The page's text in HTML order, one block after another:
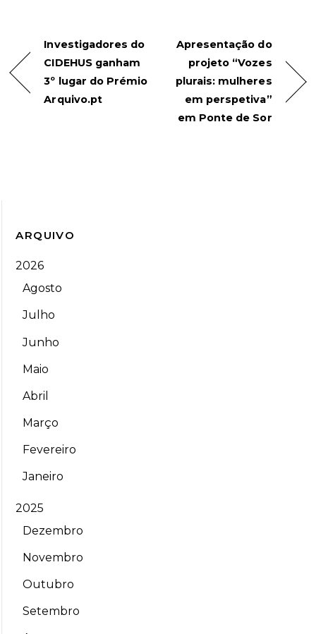
Investigadores do
CIDEHUS ganham
3º lugar do Prémio
Arquivo.pt
Apresentação do
projeto “Vozes
plurais: mulheres
em perspetiva”
em Ponte de Sor
ARQUIVO
2026
Agosto
Julho
Junho
Maio
Abril
Março
Fevereiro
Janeiro
2025
Dezembro
Novembro
Outubro
Setembro